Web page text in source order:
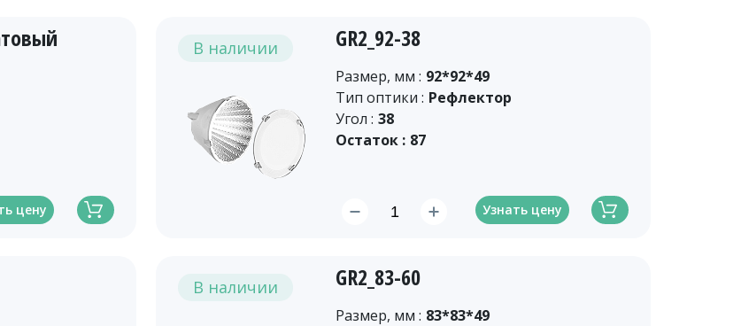
цену
В наличии GR2_92-38
Размер, мм : 92*92*49
Тип оптики : Рефлектор
Угол : 38
Остаток : 87
Узнать цену
В наличии GR2_83-60
Размер, мм : 83*83*49